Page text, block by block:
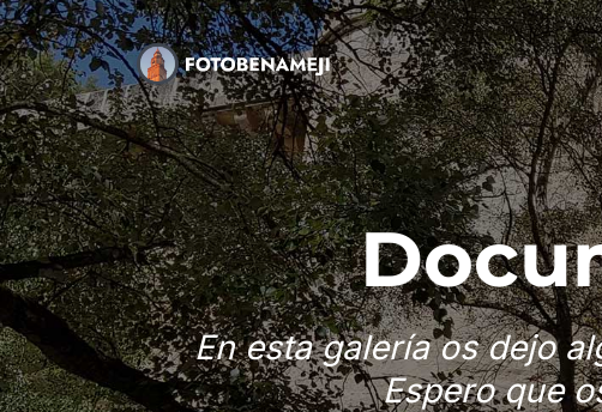
En esta galería os dejo
Espero que